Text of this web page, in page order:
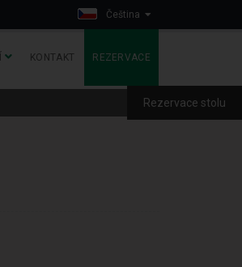
Čeština
KONTAKT REZERVACE
Rezervace stolu